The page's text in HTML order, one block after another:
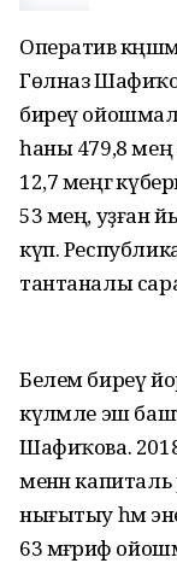
Оператив
Гөлназ
биреү
һаны 479,8
12,7 меңгә
53 мең, уҙған
күп.
тантаналы
Белем биреү
күләмле эш
Шафиҡова.
менән
нығытыу һәм
63 мәғәриф